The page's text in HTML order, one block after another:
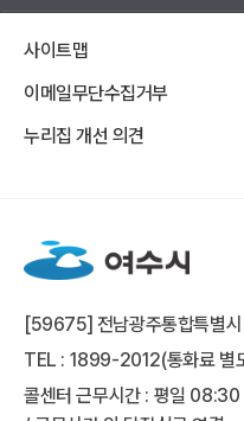
사이트맵
이메일무단수집거부
누리집 개선 의견
[59675] 전남광주통합특별시
TEL : 1899-2012(통화료
콜센터 근무시간 : 평일